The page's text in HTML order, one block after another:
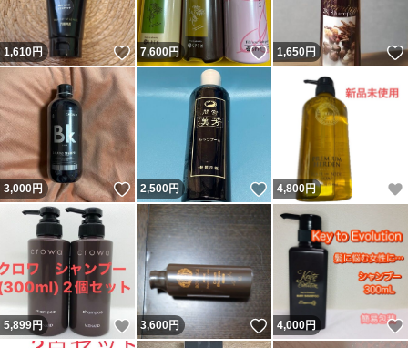
1,610円 いいね！
7,600円 いいね！
1,650円
3,000円 いいね！
2,500円 いいね！
4,800円
5,899円 いいね！
3,600円 いいね！
4,000円